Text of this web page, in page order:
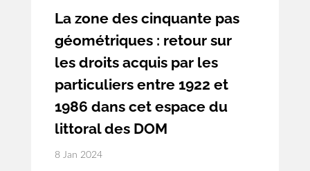
La zone des cinquante pas
géométriques : retour sur
les droits acquis par les
particuliers entre 1922 et
1986 dans cet espace du
littoral des DOM
8 Jan 2024